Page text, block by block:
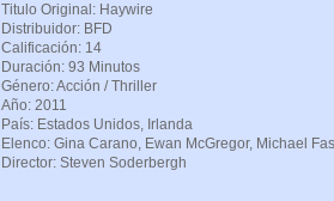
Titulo Original: Haywire
Distribuidor: BFD
Calificación: 14
Duración: 93 Minutos
Género: Acción / Thriller
Año: 2011
País: Estados Unidos, Irlanda
Elenco: Gina Carano, Ewan McGregor, Michael
Director: Steven Soderbergh